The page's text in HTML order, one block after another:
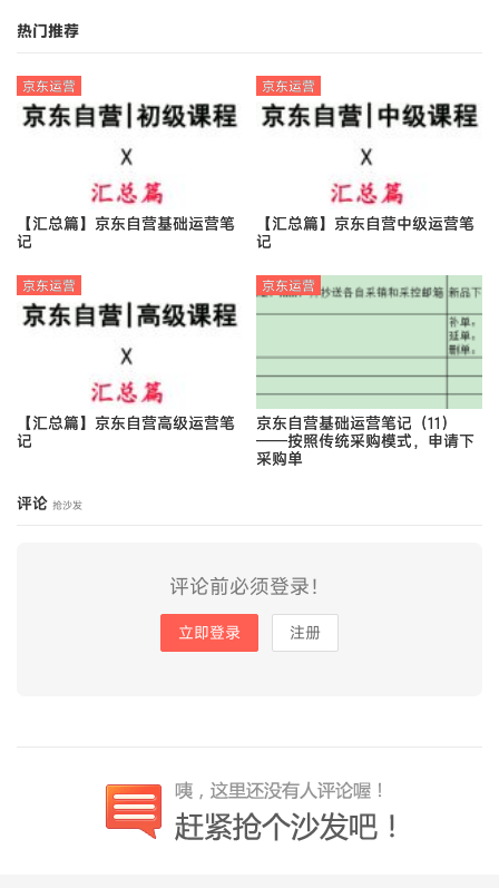
热门推荐
【汇总篇】京东自营基础运营笔
记
京东运营
【汇总篇】京东自营中级运营笔
记
京东运营
【汇总篇】京东自营高级运营笔
记
京东运营
京东自营基础运营笔记（11）
——按照传统采购模式，申请下
采购单
京东运营
评论 抢沙发
评论前必须登录！
立即登录 注册